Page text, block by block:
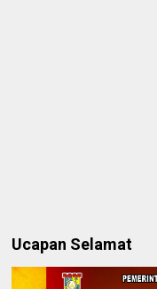
Ucapan Selamat